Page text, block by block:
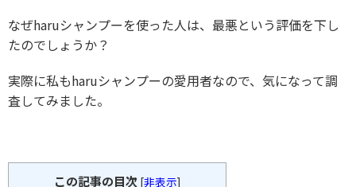
なぜharuシャンプーを使った人は、最悪という評価を下し
たのでしょうか？
実際に私もharuシャンプーの愛用者なので、気になって調
査してみました。
この記事の目次 [非表示]